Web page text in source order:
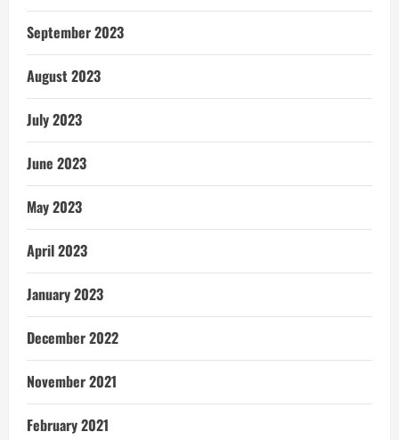
September 2023
August 2023
July 2023
June 2023
May 2023
April 2023
January 2023
December 2022
November 2021
February 2021